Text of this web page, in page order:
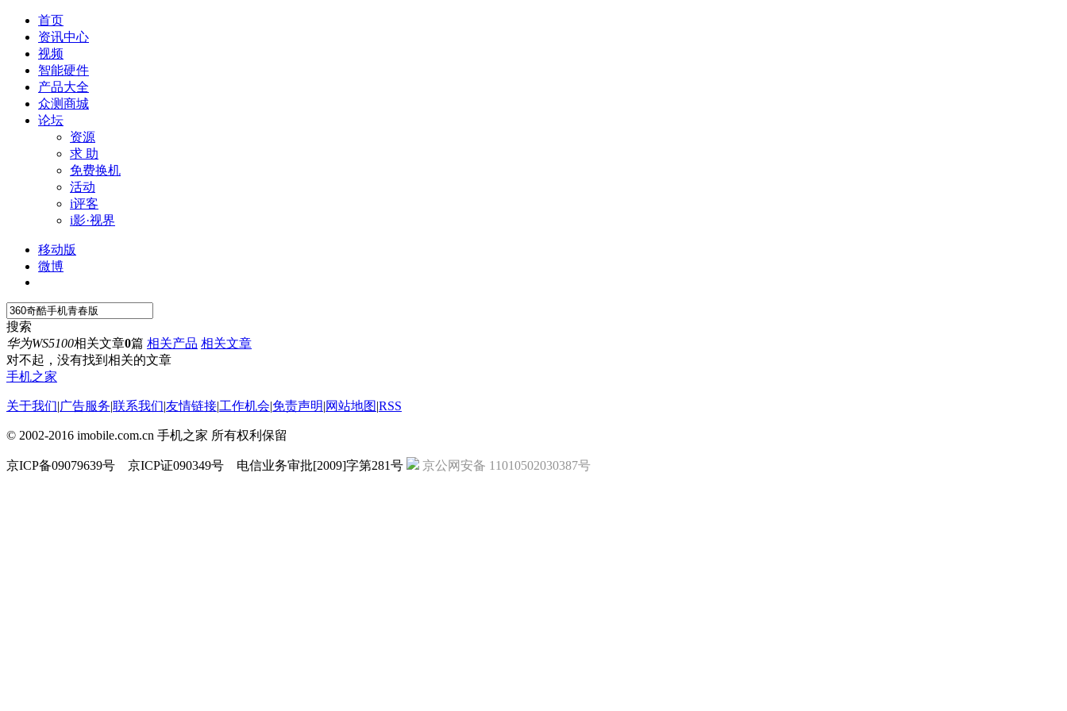
首页
资讯中心
视频
智能硬件
产品大全
众测商城
论坛
资源
求 助
免费换机
活动
i评客
i影·视界
移动版
微博
搜索
华为WS5100相关文章0篇 相关产品 相关文章
对不起，没有找到相关的文章
手机之家
关于我们|广告服务|联系我们|友情链接|工作机会|免责声明|网站地图|RSS
© 2002-2016 imobile.com.cn 手机之家 所有权利保留
京ICP备09079639号 京ICP证090349号 电信业务审批[2009]字第281号 京公网安备 11010502030387号